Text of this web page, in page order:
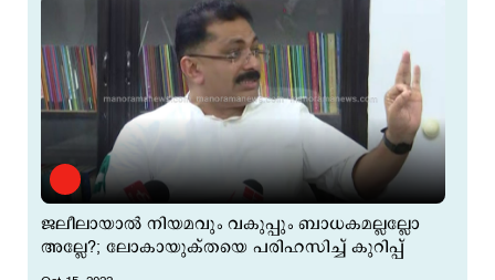
ജലീലായാൽ നിയമവും വകുപ്പും ബാധകമല്ലല്ലോ
അല്ലേ?; ലോകായുക്തയെ പരിഹസിച്ച് കുറിപ്പ്